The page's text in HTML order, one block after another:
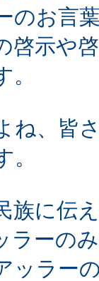
のお言
啓示や
ね、皆
。
族に伝
ラーの
ッラー